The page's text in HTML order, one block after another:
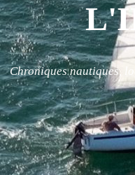
Chroniques nautiques,